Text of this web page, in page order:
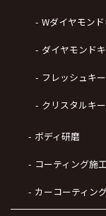
Wダイヤモン
ダイヤモンド
フレッシュキ
クリスタルキ
ボディ研磨
コーティング施
カーコーティン